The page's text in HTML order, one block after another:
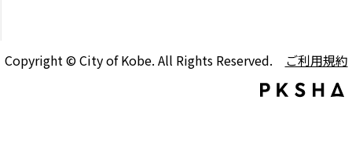
Copyright © City of Kobe. All Rights Reserved. ご利用規約